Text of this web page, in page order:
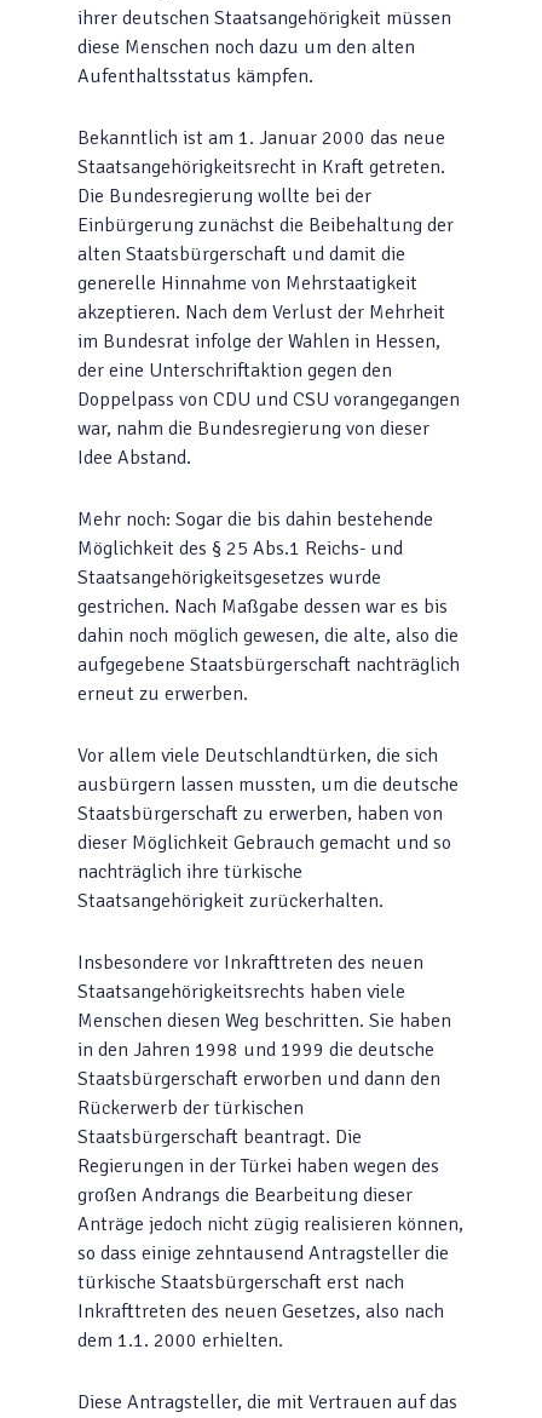
ihrer deutschen Staatsangehörigkeit müssen
diese Menschen noch dazu um den alten
Aufenthaltsstatus kämpfen.
Bekanntlich ist am 1. Januar 2000 das neue
Staatsangehörigkeitsrecht in Kraft getreten.
Die Bundesregierung wollte bei der
Einbürgerung zunächst die Beibehaltung der
alten Staatsbürgerschaft und damit die
generelle Hinnahme von Mehrstaatigkeit
akzeptieren. Nach dem Verlust der Mehrheit
im Bundesrat infolge der Wahlen in Hessen,
der eine Unterschriftaktion gegen den
Doppelpass von CDU und CSU vorangegangen
war, nahm die Bundesregierung von dieser
Idee Abstand.
Mehr noch: Sogar die bis dahin bestehende
Möglichkeit des § 25 Abs.1 Reichs- und
Staatsangehörigkeitsgesetzes wurde
gestrichen. Nach Maßgabe dessen war es bis
dahin noch möglich gewesen, die alte, also die
aufgegebene Staatsbürgerschaft nachträglich
erneut zu erwerben.
Vor allem viele Deutschlandtürken, die sich
ausbürgern lassen mussten, um die deutsche
Staatsbürgerschaft zu erwerben, haben von
dieser Möglichkeit Gebrauch gemacht und so
nachträglich ihre türkische
Staatsangehörigkeit zurückerhalten.
Insbesondere vor Inkrafttreten des neuen
Staatsangehörigkeitsrechts haben viele
Menschen diesen Weg beschritten. Sie haben
in den Jahren 1998 und 1999 die deutsche
Staatsbürgerschaft erworben und dann den
Rückerwerb der türkischen
Staatsbürgerschaft beantragt. Die
Regierungen in der Türkei haben wegen des
großen Andrangs die Bearbeitung dieser
Anträge jedoch nicht zügig realisieren können,
so dass einige zehntausend Antragsteller die
türkische Staatsbürgerschaft erst nach
Inkrafttreten des neuen Gesetzes, also nach
dem 1.1. 2000 erhielten.
Diese Antragsteller, die mit Vertrauen auf das